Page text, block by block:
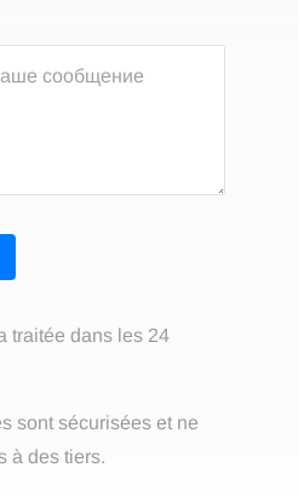
traitée dans les 24
sont sécurisées et ne
à des tiers.